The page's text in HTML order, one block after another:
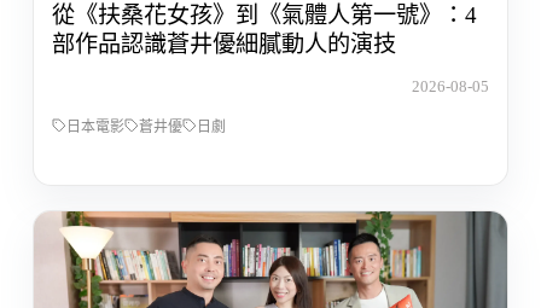
從《扶桑花女孩》到《氣體人第一號》：4
部作品認識蒼井優細膩動人的演技
2026-08-05
日本電影 蒼井優 日劇